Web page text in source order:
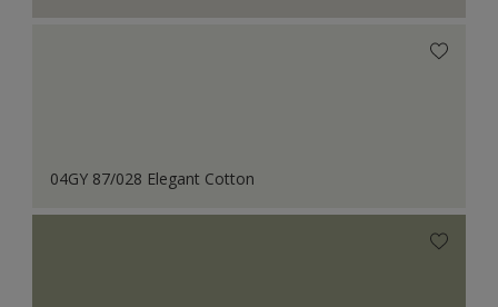
04GY 87/028 Elegant Cotton